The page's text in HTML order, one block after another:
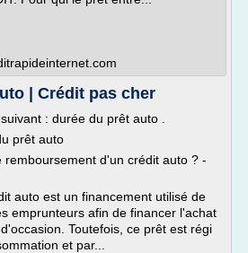
| Crédit pas cher
: durée du prêt auto .
prêt auto
remboursement d'un crédit auto ? -
auto est un financement utilisé de
emprunteurs afin de financer l'achat
Toutefois, ce prêt est régi
et par...